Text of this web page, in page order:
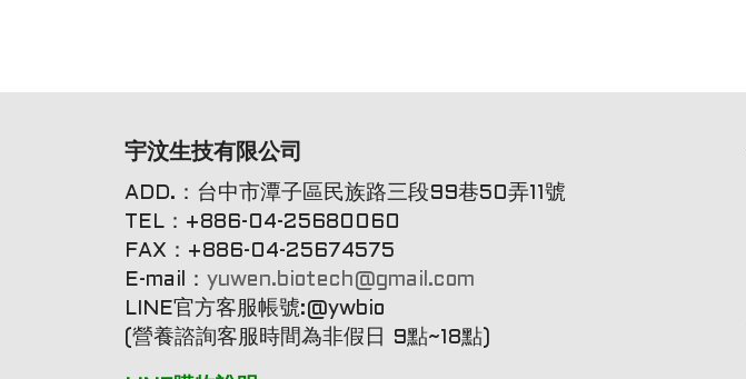
宇汶生技有限公司
ADD.：台中市潭子區民族路三段99巷50弄11號
TEL：+886-04-25680060
FAX：+886-04-25674575
E-mail： yuwen.biotech@gmail.com
LINE官方客服帳號:@ywbio
(營養諮詢客服時間為非假日 9點~18點)